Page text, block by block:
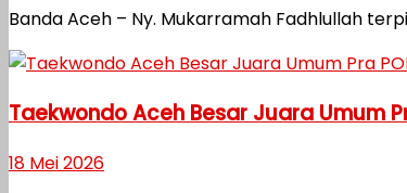
Banda Aceh – Ny. Mukarramah Fadhlullah
Taekwondo Aceh Besar Juara Umum
18 Mei 2026